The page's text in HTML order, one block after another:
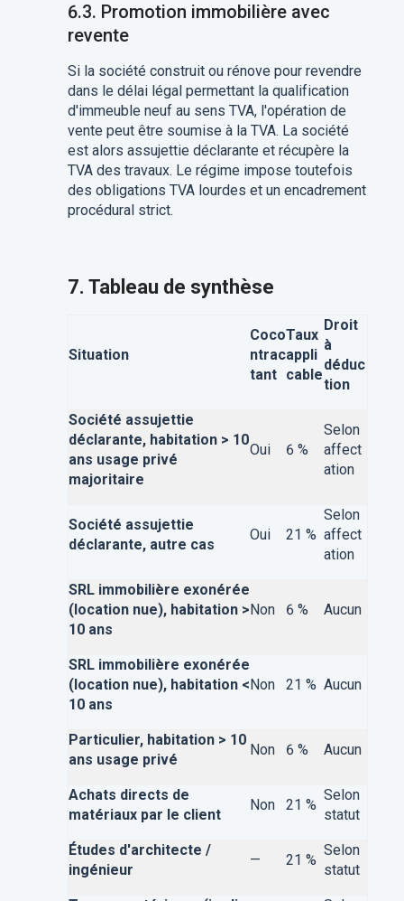
6.3. Promotion immobilière avec
revente
Si la société construit ou rénove pour revendre
dans le délai légal permettant la qualification
d'immeuble neuf au sens TVA, l'opération de
vente peut être soumise à la TVA. La société
est alors assujettie déclarante et récupère la
TVA des travaux. Le régime impose toutefois
des obligations TVA lourdes et un encadrement
procédural strict.
7. Tableau de synthèse
Situation
Coco
ntrac
tant
Taux
appli
cable
Droit
à
déduc
tion
Société assujettie
déclarante, habitation > 10
ans usage privé
majoritaire
Oui 6 %
Selon
affect
ation
Société assujettie
déclarante, autre cas
Oui 21 %
Selon
affect
ation
SRL immobilière exonérée
(location nue), habitation >
10 ans
Non 6 % Aucun
SRL immobilière exonérée
(location nue), habitation <
10 ans
Non 21 % Aucun
Particulier, habitation > 10
ans usage privé
Non 6 % Aucun
Achats directs de
matériaux par le client
Non 21 %
Selon
statut
Études d'architecte /
ingénieur
— 21 %
Selon
statut